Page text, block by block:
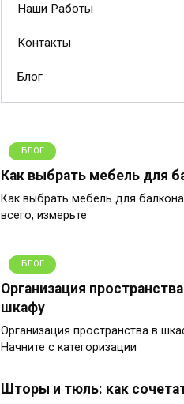
Наши Работы
Контакты
Блог
БЛОГ
Как выбрать мебель для
Как выбрать мебель для
всего, измерьте
БЛОГ
Организация
шкафу
Организация пространства в
Начните с категоризации
Шторы и тюль: как